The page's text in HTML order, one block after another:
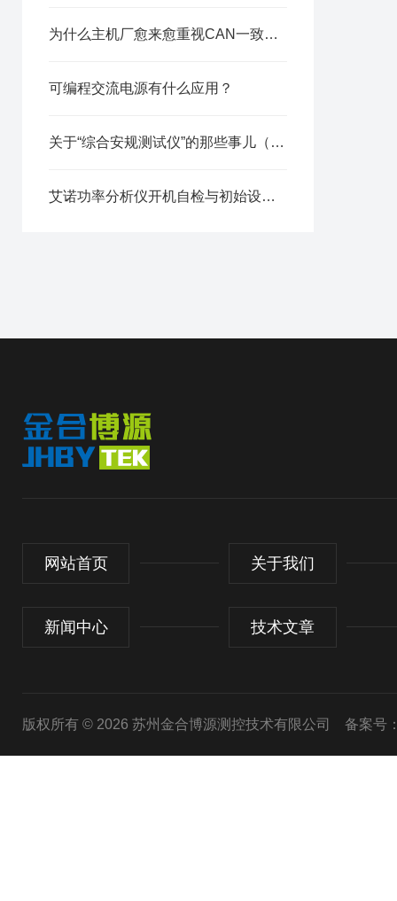
为什么主机厂愈来愈重视CAN一致性测试？
可编程交流电源有什么应用？
关于“综合安规测试仪”的那些事儿（适用：医疗，电动车，家电，太阳能等）
艾诺功率分析仪开机自检与初始设置操作步骤详解
网站首页 关于我们
新闻中心 技术文章
版权所有 © 2026 苏州金合博源测控技术有限公司 备案号